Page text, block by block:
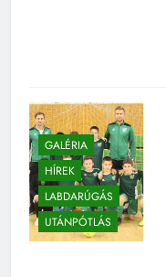
GALÉRIA
HÍREK
LABDARÚGÁS
UTÁNPÓTLÁS